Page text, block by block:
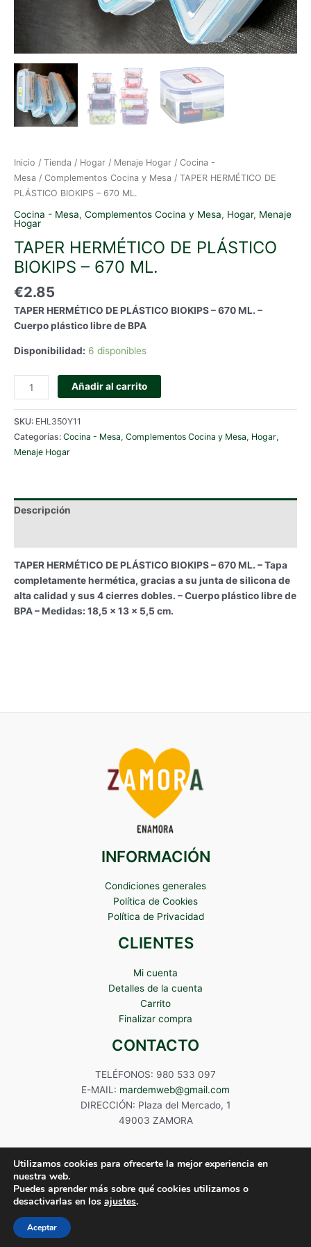
Inicio / Tienda / Hogar / Menaje Hogar / Cocina -
Mesa / Complementos Cocina y Mesa / TAPER HERMÉTICO DE
PLÁSTICO BIOKIPS – 670 ML.
Cocina - Mesa, Complementos Cocina y Mesa, Hogar, Menaje
Hogar
TAPER HERMÉTICO DE PLÁSTICO
BIOKIPS – 670 ML.
€2.85
TAPER HERMÉTICO DE PLÁSTICO BIOKIPS – 670 ML. –
Cuerpo plástico libre de BPA
Disponibilidad: 6 disponibles
TAPER
HERMÉTICO
DE
PLÁSTICO
BIOKIPS
-
cantidad
Añadir al carrito
SKU: EHL350Y11
Categorías: Cocina - Mesa, Complementos Cocina y Mesa, Hogar,
Menaje Hogar
Descripción
TAPER HERMÉTICO DE PLÁSTICO BIOKIPS – 670 ML. – Tapa
completamente hermética, gracias a su junta de silicona de
alta calidad y sus 4 cierres dobles. – Cuerpo plástico libre de
BPA – Medidas: 18,5 x 13 x 5,5 cm.
INFORMACIÓN
Condiciones generales
Política de Cookies
Política de Privacidad
CLIENTES
Mi cuenta
Detalles de la cuenta
Carrito
Finalizar compra
CONTACTO
TELÉFONOS: 980 533 097
E-MAIL: mardemweb@gmail.com
DIRECCIÓN: Plaza del Mercado, 1
49003 ZAMORA
Copyright © 2024 Mardem
Utilizamos cookies para ofrecerte la mejor experiencia en
nuestra web.
Puedes aprender más sobre qué cookies utilizamos o
desactivarlas en los ajustes.
Aceptar